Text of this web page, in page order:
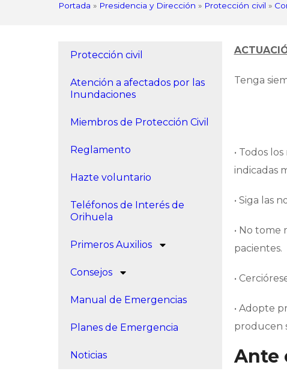
Portada » Presidencia y Dirección » Protección civil »
Protección civil
Atención a afectados por las
Inundaciones
Miembros de Protección Civil
Reglamento
Hazte voluntario
Teléfonos de Interés de
Orihuela
Primeros Auxilios
Consejos
Manual de Emergencias
Planes de Emergencia
Noticias
Tenga
• Todos
indicadas
• Siga las
• No tome
pacientes.
•
• Adopte
producen
Ante